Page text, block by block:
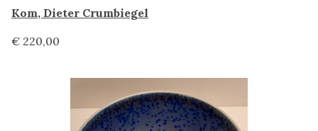
Kom, Dieter Crumbiegel
€ 220,00